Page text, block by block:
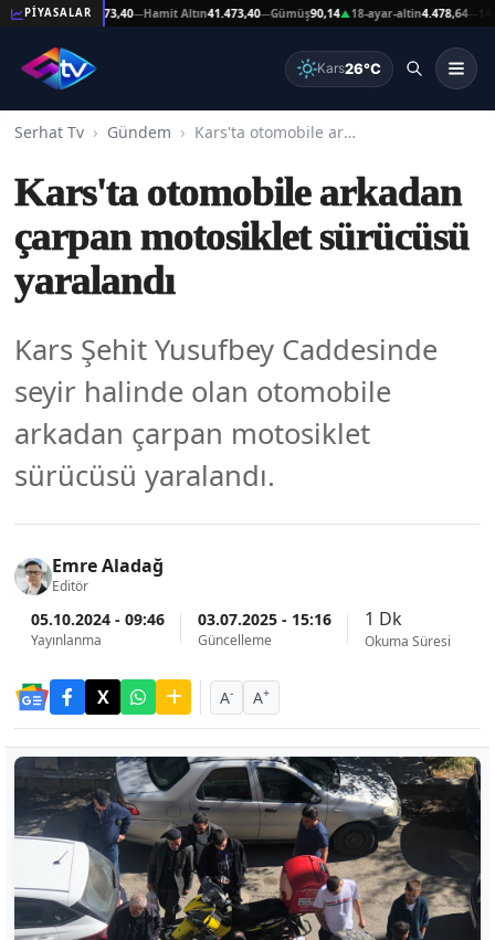
PİYASALAR
Altın41.473,40—Hamit Altın41.473,40—Gümüş90,14▲18-ayar-altin4.478,64—14-
Kars26°C
Serhat Tv Gündem Kars'ta otomobile arkadan çarpan motosiklet sürücüsü yaralandı
Kars'ta otomobile arkadan
çarpan motosiklet sürücüsü
yaralandı
Kars Şehit Yusufbey Caddesinde
seyir halinde olan otomobile
arkadan çarpan motosiklet
sürücüsü yaralandı.
Emre Aladağ
Editör
05.10.2024 - 09:46
Yayınlanma
03.07.2025 - 15:16
Güncelleme
1 Dk
Okuma Süresi
A- A+